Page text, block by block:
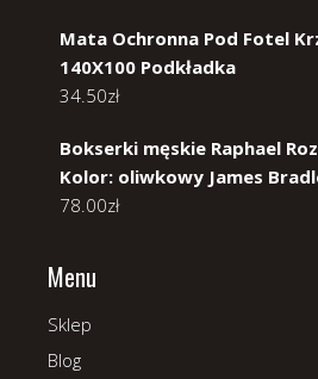
Mata Ochronna Pod Fotel
140X100 Podkładka
34.50zł
Bokserki męskie Raphael
Kolor: oliwkowy James
78.00zł
Menu
Sklep
Blog